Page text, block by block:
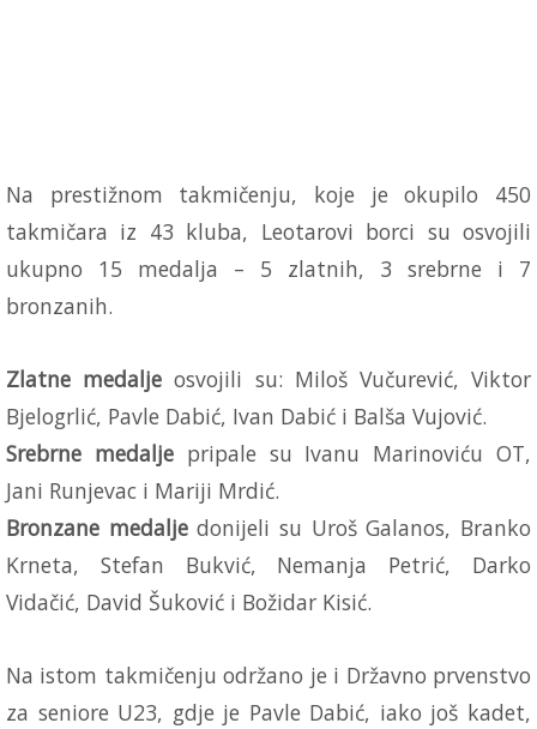
Na prestižnom takmičenju, koje je okupilo 450
takmičara iz 43 kluba, Leotarovi borci su osvojili
ukupno 15 medalja – 5 zlatnih, 3 srebrne i 7
bronzanih.
Zlatne medalje osvojili su: Miloš Vučurević, Viktor
Bjelogrlić, Pavle Dabić, Ivan Dabić i Balša Vujović.
Srebrne medaljepripale su Ivanu Marinoviću OT,
Jani Runjevac i Mariji Mrdić.
Bronzane medaljedonijeli su Uroš Galanos, Branko
Krneta, Stefan Bukvić, Nemanja Petrić, Darko
Vidačić, David Šuković i Božidar Kisić.
Na istom takmičenju održano je i Državno prvenstvo
za seniore U23, gdje je Pavle Dabić, iako još kadet,